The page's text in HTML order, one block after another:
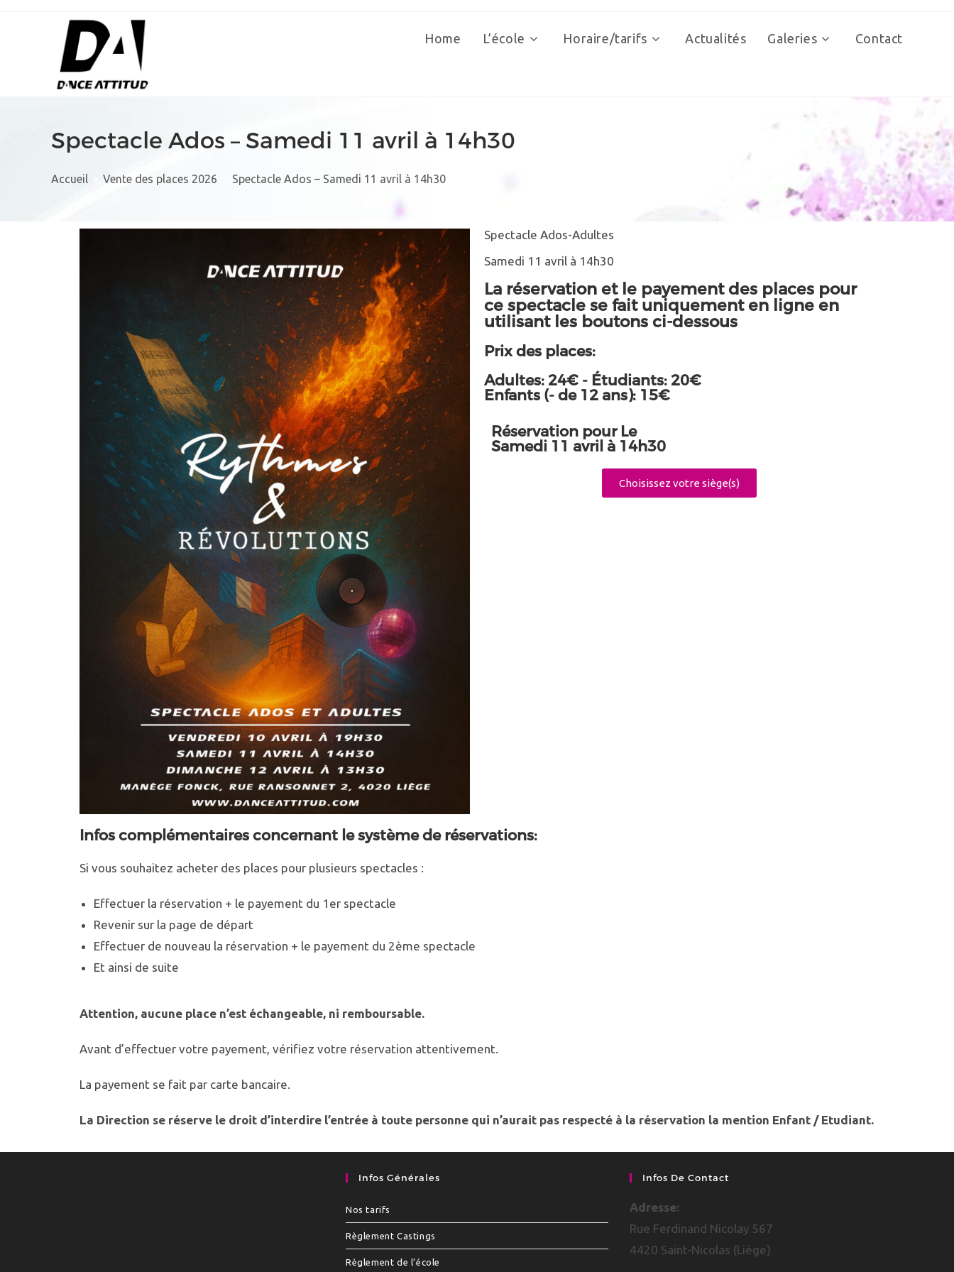
Home L’école Horaire/tarifs Actualités Galeries Contact
Spectacle Ados – Samedi 11 avril à 14h30
Accueil Vente des places 2026 Spectacle Ados – Samedi 11 avril à 14h30
Spectacle Ados-Adultes
Samedi 11 avril à 14h30
La réservation et le payement des places pour
ce spectacle se fait uniquement en ligne en
utilisant les boutons ci-dessous
Prix des places:
Adultes: 24€ - Étudiants: 20€
Enfants (- de 12 ans): 15€
Réservation pour Le
Samedi 11 avril à 14h30
Choisissez votre siège(s)
Infos complémentaires concernant le système de réservations:
Si vous souhaitez acheter des places pour plusieurs spectacles :
Effectuer la réservation + le payement du 1er spectacle
Revenir sur la page de départ
Effectuer de nouveau la réservation + le payement du 2ème spectacle
Et ainsi de suite
Attention, aucune place n’est échangeable, ni remboursable.
Avant d’effectuer votre payement, vérifiez votre réservation attentivement.
La payement se fait par carte bancaire.
La Direction se réserve le droit d’interdire l’entrée à toute personne qui n’aurait pas respecté à la réservation la mention Enfant / Etudiant.
Infos Générales
Nos tarifs
Règlement Castings
Règlement de l’école
Infos De Contact
Adresse:
Rue Ferdinand Nicolay 567
4420 Saint-Nicolas (Liège)